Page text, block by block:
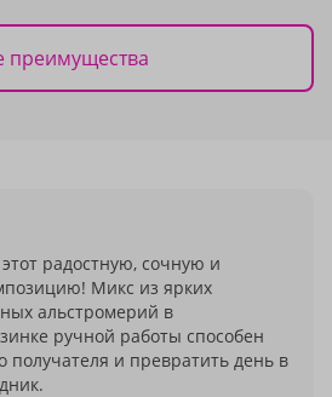
преимущества
радостную, сочную и
Микс из ярких
альстромерий в
ручной работы способен
получателя и превратить день в